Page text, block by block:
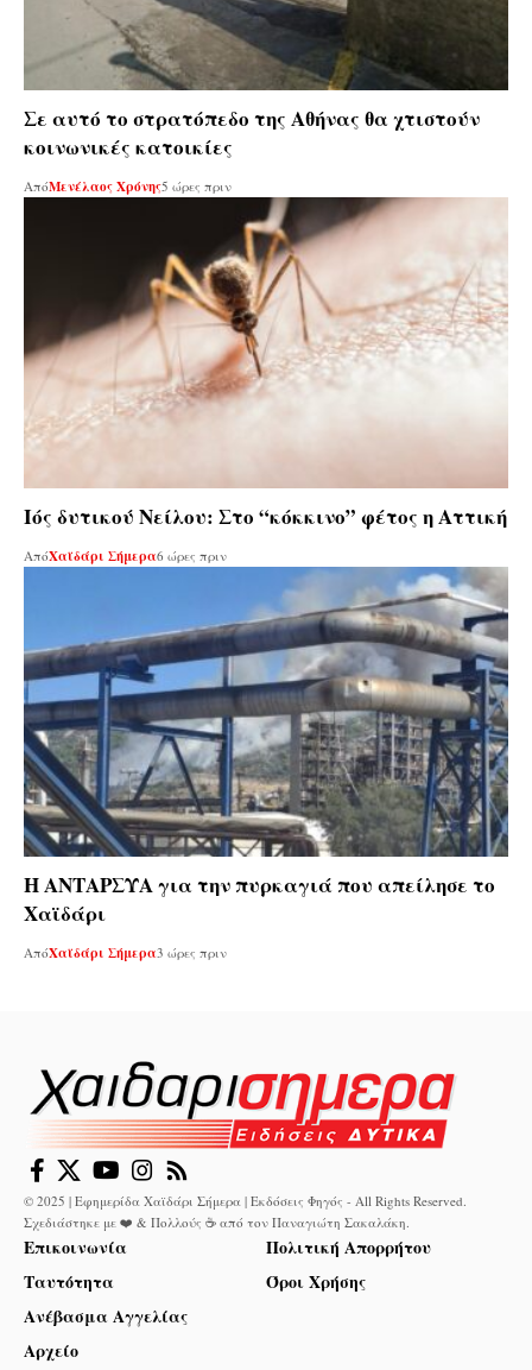
Σε αυτό το στρατόπεδο της Αθήνας θα χτιστούν
κοινωνικές κατοικίες
ΑπόΜενέλαος Χρόνης5 ώρες πριν
Ιός δυτικού Νείλου: Στο “κόκκινο” φέτος η Αττική
ΑπόΧαϊδάρι Σήμερα6 ώρες πριν
Η ΑΝΤΑΡΣΥΑ για την πυρκαγιά που απείλησε το
Χαϊδάρι
ΑπόΧαϊδάρι Σήμερα3 ώρες πριν
© 2025 | Εφημερίδα Χαϊδάρι Σήμερα | Εκδόσεις Φηγός - All Rights Reserved.
Σχεδιάστηκε με ❤️ & Πολλούς ☕ από τον Παναγιώτη Σακαλάκη
Επικοινωνία
Ταυτότητα
Ανέβασμα Αγγελίας
Αρχείο
Πολιτική Απορρήτου
Όροι Χρήσης